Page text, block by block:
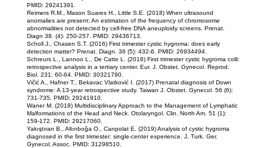
PMID: 29241391.
Reimers R.M., Mason Suares H., Little S.E. (2018) When ultrasound
anomalies are present: An estimation of the frequency of chromosome
abnormalities not detected by cell-free DNA aneuploidy screens. Prenat.
Diagn 38. (4): 250-257. PMID: 29436713.
Scholl J., Chasen S.T. (2016) First trimester cystic hygroma: does early
detection matter? Prenat. Diagn. 36 (5): 432-6. PMID: 26934494.
Schreurs L., Lannoo L., De Catte L. (2018) First trimester cystic hygroma colli:
retrospective analysis in a tertiary center. Eur. J. Obstet. Gynecol. Reprod.
Biol. 231: 60-64. PMID: 30321790.
Vičić A., Hafner T., Bekavac Vlatković I. (2017) Prenatal diagnosis of Down
syndrome: A 13-year retrospective study. Taiwan J. Obstet. Gynecol. 56 (6):
731-735. PMID: 29241910.
Waner M. (2018) Multidisciplinary Approach to the Management of Lymphatic
Malformations of the Head and Neck. Otolaryngol. Clin. North Am. 51 (1):
159-172. PMID: 29217060.
Yakıştıran B., Altınboğa O., Canpolat E. (2019) Analysis of cystic hygroma
diagnosed in the first trimester: single-center experience. J. Turk. Ger.
Gynecol. Assoc. PMID: 31298510.